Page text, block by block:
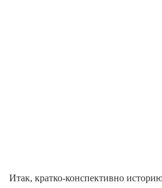
Итак, кратко-конспективно